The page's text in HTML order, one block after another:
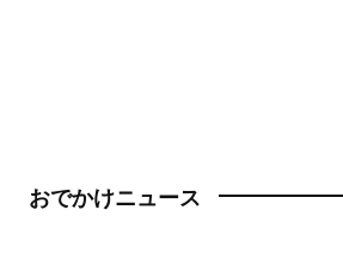
おでかけニュース